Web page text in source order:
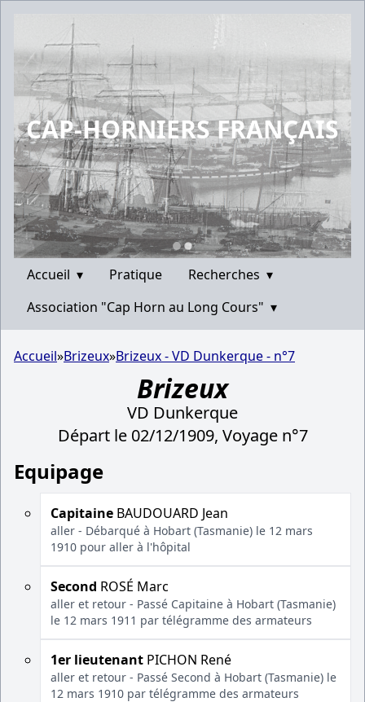
CAP-HORNIERS FRANÇAIS
Accueil ▾ Pratique Recherches ▾
Association "Cap Horn au Long Cours" ▾
Accueil»Brizeux»Brizeux - VD Dunkerque - n°7
Brizeux
VD Dunkerque
Départ le 02/12/1909, Voyage n°7
Equipage
Capitaine BAUDOUARD Jean
aller - Débarqué à Hobart (Tasmanie) le 12 mars
1910 pour aller à l'hôpital
Second ROSÉ Marc
aller et retour - Passé Capitaine à Hobart (Tasmanie)
le 12 mars 1911 par télégramme des armateurs
1er lieutenant PICHON René
aller et retour - Passé Second à Hobart (Tasmanie) le
12 mars 1910 par télégramme des armateurs